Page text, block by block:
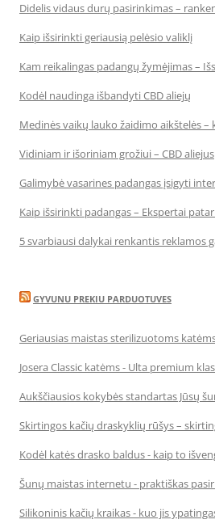
Didelis vidaus durų pasirinkimas –
Kaip išsirinkti geriausią pelėsio valiklį
Kam reikalingas padangų žymėjimas –
Kodėl naudinga išbandyti CBD aliejų
Medinės vaikų lauko žaidimo aikštelės –
Vidiniam ir išoriniam grožiui – CBD aliejus
Galimybė vasarines padangas įsigyti
Kaip išsirinkti padangas – Ekspertai
5 svarbiausi dalykai renkantis reklamos
GYVUNU PREKIU PARDUOTUVES
Geriausias maistas sterilizuotoms katėms
Josera Classic katėms - Ulta premium
Aukščiausios kokybės standartas Jūsų
Skirtingos kačių draskyklių rūšys –
Kodėl katės drasko baldus - kaip to
Šunų maistas internetu - praktiškas
Silikoninis kačių kraikas - kuo jis